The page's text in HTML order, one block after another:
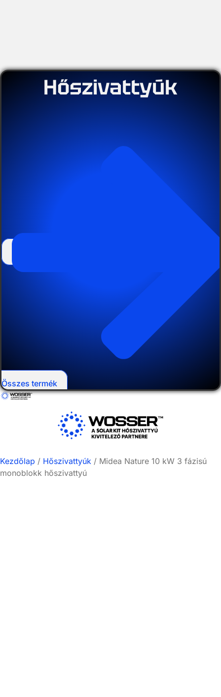
Hőszivattyúk
Összes termék
Kezdőlap / Hőszivattyúk / Midea Nature 10 kW 3 fázisú
monoblokk hőszivattyú